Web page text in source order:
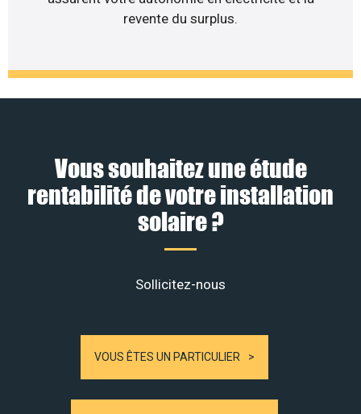
revente du surplus.
Vous souhaitez une étude
rentabilité de votre installation
solaire ?
Sollicitez-nous
VOUS ÊTES UN PARTICULIER